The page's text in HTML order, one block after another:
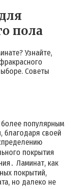
пола
Узнайте,
Советы
популярным
своей
покрытия
Ламинат, как
покрытий,
но далеко не